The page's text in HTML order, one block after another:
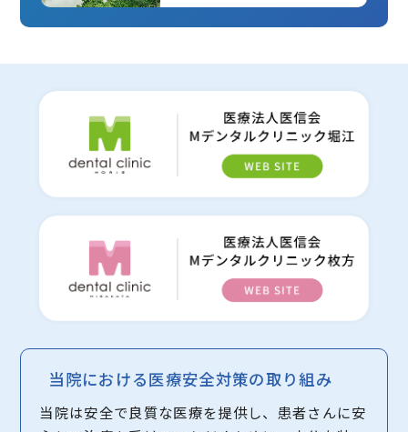
当院における医療安全対策の取り組み
当院は安全で良質な医療を提供し、患者さんに安